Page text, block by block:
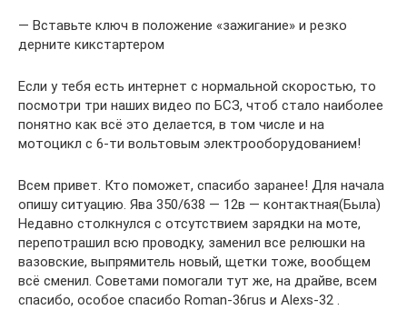
— Вставьте ключ в положение «зажигание» и резко
дерните кикстартером
Если у тебя есть интернет с нормальной скоростью, то
посмотри три наших видео по БСЗ, чтоб стало наиболее
понятно как всё это делается, в том числе и на
мотоцикл с 6-ти вольтовым электрооборудованием!
Всем привет. Кто поможет, спасибо заранее! Для начала
опишу ситуацию. Ява 350/638 — 12в — контактная(Была)
Недавно столкнулся с отсутствием зарядки на моте,
перепотрашил всю проводку, заменил все релюшки на
вазовские, выпрямитель новый, щетки тоже, вообщем
всё сменил. Советами помогали тут же, на драйве, всем
спасибо, особое спасибо Roman-36rus и Alexs-32 .